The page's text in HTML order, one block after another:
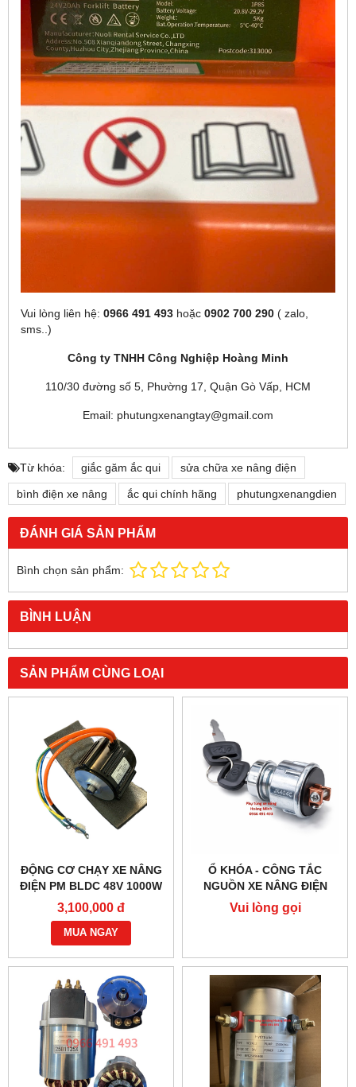
Vui lòng liên hệ: 0966 491 493 hoặc 0902 700 290 ( zalo,
sms..)
Công ty TNHH Công Nghiệp Hoàng Minh
110/30 đường số 5, Phường 17, Quận Gò Vấp, HCM
Email: phutungxenangtay@gmail.com
Từ khóa: giắc găm ắc qui sửa chữa xe nâng điện
bình điện xe nâng ắc qui chính hãng phutungxenangdien
ĐÁNH GIÁ SẢN PHẨM
Bình chọn sản phẩm:
BÌNH LUẬN
SẢN PHẨM CÙNG LOẠI
ĐỘNG CƠ CHẠY XE NÂNG
ĐIỆN PM BLDC 48V 1000W
– HIỆU SUẤT CAO
3,100,000 đ
MUA NGAY
Ổ KHÓA - CÔNG TẮC
NGUỒN XE NÂNG ĐIỆN
JK404C-1
Vui lòng gọi